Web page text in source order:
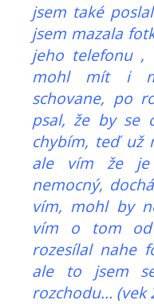
jsem také
jsem mazala
jeho telefonu ,
mohl mít i
schovane, po
psal, že by se
chybím, teď už
ale vím že je
nemocný,
vím, mohl by
vím o tom od
rozesílal nahe
ale to jsem
rozchodu... (vek